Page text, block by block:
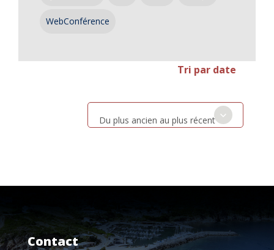
WebConférence
Tri par date
Du plus ancien au plus récent
Contact